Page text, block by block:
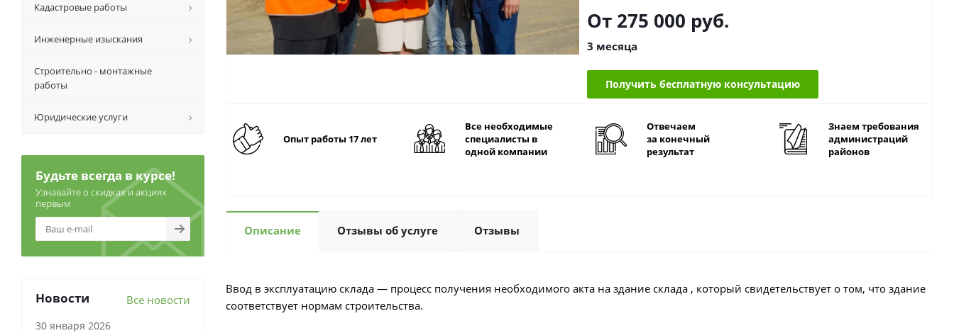
От 275 000 руб.
3 месяца
Получить бесплатную консультацию
Опыт работы 17 лет
Все необходимые
специалисты в
одной компании
Отвечаем
за конечный
результат
Знаем требования
администраций
районов
Описание Отзывы об услуге Отзывы
Ввод в эксплуатацию склада — процесс получения необходимого акта на здание склада , который свидетельствует о том, что здание
соответствует нормам строительства.
Кадастровые работы
Инженерные изыскания
Строительно - монтажные
работы
Юридические услуги
Будьте всегда в курсе!
Узнавайте о скидках и акциях
первым
Новости Все новости
30 января 2026